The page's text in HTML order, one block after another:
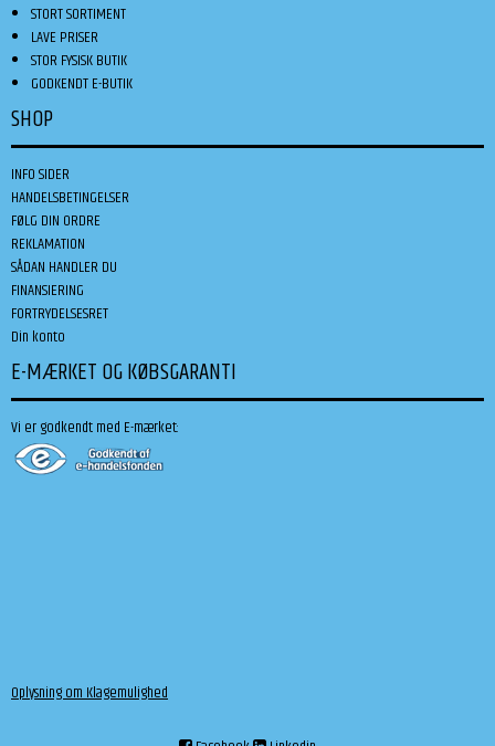
STORT SORTIMENT
LAVE PRISER
STOR FYSISK BUTIK
GODKENDT E-BUTIK
SHOP
INFO SIDER
HANDELSBETINGELSER
FØLG DIN ORDRE
REKLAMATION
SÅDAN HANDLER DU
FINANSIERING
FORTRYDELSESRET
Din konto
E-MÆRKET OG KØBSGARANTI
Vi er godkendt med E-mærket:
Oplysning om Klagemulighed